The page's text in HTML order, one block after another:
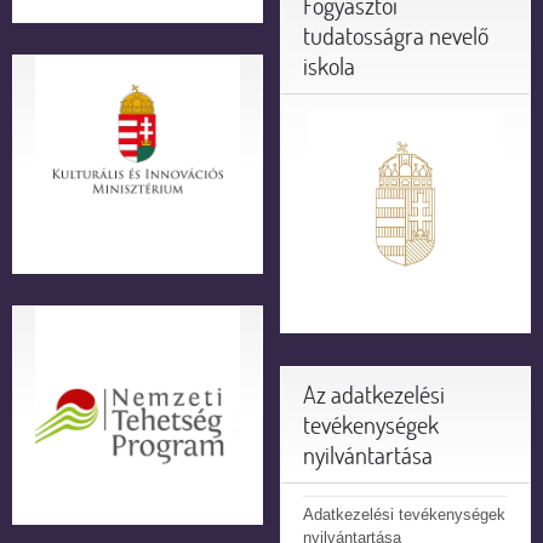
tudatosságra nevelő
iskola
Az adatkezelési
tevékenységek
nyilvántartása
Adatkezelési tevékenységek
nyilvántartása